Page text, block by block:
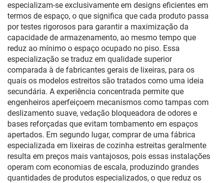
especializam-se exclusivamente em designs eficientes em
termos de espaço, o que significa que cada produto passa
por testes rigorosos para garantir a maximização da
capacidade de armazenamento, ao mesmo tempo que
reduz ao mínimo o espaço ocupado no piso. Essa
especialização se traduz em qualidade superior
comparada à de fabricantes gerais de lixeiras, para os
quais os modelos estreitos são tratados como uma ideia
secundária. A experiência concentrada permite que
engenheiros aperfeiçoem mecanismos como tampas com
deslizamento suave, vedação bloqueadora de odores e
bases reforçadas que evitam tombamento em espaços
apertados. Em segundo lugar, comprar de uma fábrica
especializada em lixeiras de cozinha estreitas geralmente
resulta em preços mais vantajosos, pois essas instalações
operam com economias de escala, produzindo grandes
quantidades de produtos especializados, o que reduz os